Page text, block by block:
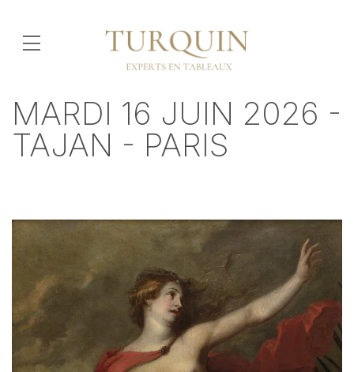
MARDI 16 JUIN 2026 -
TAJAN - PARIS